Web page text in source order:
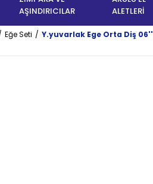
AŞINDIRICILAR
ALETLERİ
Eğe Seti Y.yuvarlak Ege Orta Diş 06''